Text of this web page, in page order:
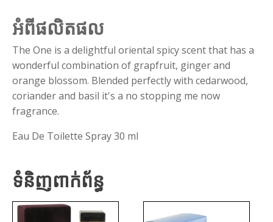
អំពីផលិតផល
The One is a delightful oriental spicy scent that has a
wonderful combination of grapfruit, ginger and
orange blossom. Blended perfectly with cedarwood,
coriander and basil it's a no stopping me now
fragrance.
Eau De Toilette Spray 30 ml
ទំនិញពាក់ព័ន្ធ